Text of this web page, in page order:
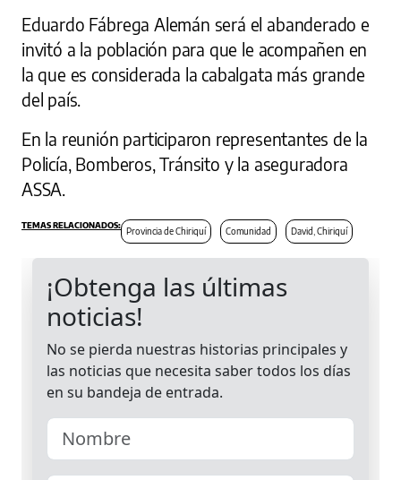
Eduardo Fábrega Alemán será el abanderado e
invitó a la población para que le acompañen en
la que es considerada la cabalgata más grande
del país.
En la reunión participaron representantes de la
Policía, Bomberos, Tránsito y la aseguradora
ASSA.
Provincia de Chiriquí Comunidad David, Chiriquí